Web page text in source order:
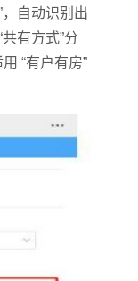
自动识别出
有方式”分
“有户有房”